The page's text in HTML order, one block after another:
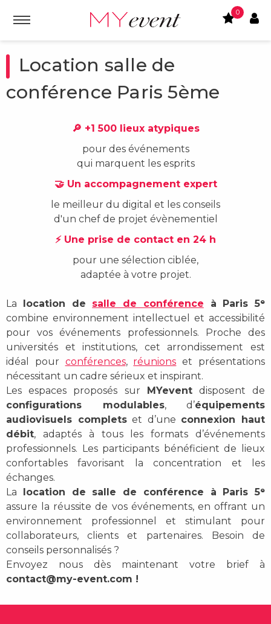
0
Location salle de
conférence Paris 5ème
🔎 +1 500 lieux atypiques
pour des événements
qui marquent les esprits
🤝 Un accompagnement expert
le meilleur du digital et les conseils
d'un chef de projet évènementiel
⚡ Une prise de contact en 24 h
pour une sélection ciblée,
adaptée à votre projet.
La location de salle de conférence à Paris 5ᵉ
combine environnement intellectuel et accessibilité
pour vos événements professionnels. Proche des
universités et institutions, cet arrondissement est
idéal pour conférences, réunions et présentations
nécessitant un cadre sérieux et inspirant.
Les espaces proposés sur MYeventdisposent de
configurations modulables, d’équipements
audiovisuels completset d’une connexion haut
débit, adaptés à tous les formats d’événements
professionnels. Les participants bénéficient de lieux
confortables favorisant la concentration et les
échanges.
La location de salle de conférence à Paris 5ᵉ
assure la réussite de vos événements, en offrant un
environnement professionnel et stimulant pour
collaborateurs, clients et partenaires. Besoin de
conseils personnalisés ?
Envoyez nous dès maintenant votre brief à
contact@my-event.com !